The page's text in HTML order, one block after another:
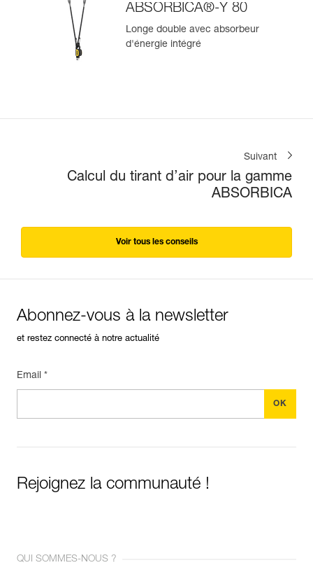
ABSORBICA®-Y 80
Longe double avec absorbeur
d'énergie intégré
Suivant
Calcul du tirant d’air pour la gamme
ABSORBICA
Voir tous les conseils
Abonnez-vous à la newsletter
et restez connecté à notre actualité
Email *
Rejoignez la communauté !
QUI SOMMES-NOUS ?